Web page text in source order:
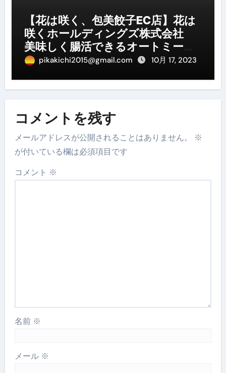
【花は咲く、包美餃子EC店】花は
咲くホールディングズ株式会社
美味しく腸活できるオートミール
を餃子にしました。
pikakichi2015@gmail.com 10月 17, 2023
コメントを残す
メールアドレスが公開されることはありません。
※
が付いている欄は必須項目です
コメント ※
名前 ※
メール ※